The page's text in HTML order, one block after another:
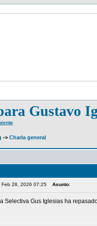
Gustavo
-> Charla general
Feb 28, 2026 07:25 Asunto:
Selectiva Gus Iglesias ha